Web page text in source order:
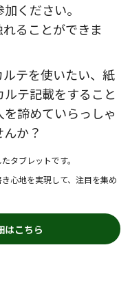
ください。
ることができま
テを使いたい、紙
テ記載をすること
諦めていらっしゃ
か？
タブレットです。
心地を実現して、注目を集め
はこちら